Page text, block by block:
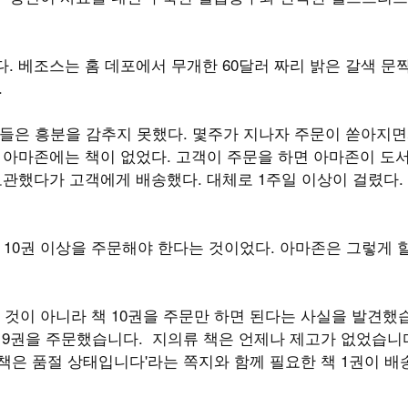
베조스는 홈 데포에서 무개한 60달러 짜리 밝은 갈색 문
은 흥분을 감추지 못했다. 몇주가 지나자 주문이 쏟아지
마존에는 책이 없었다. 고객이 주문을 하면 아마존이 도
했다가 고객에게 배송했다. 대체로 1주일 이상이 걸렸다
권 이상을 주문해야 한다는 것이었다. 아마존은 그렇게
이 아니라 책 10권을 주문만 하면 된다는 사실을 발견했
을 주문했습니다. 지의류 책은 언제나 제고가 없었습니
품절 상태입니다'라는 쪽지와 함께 필요한 책 1권이 배